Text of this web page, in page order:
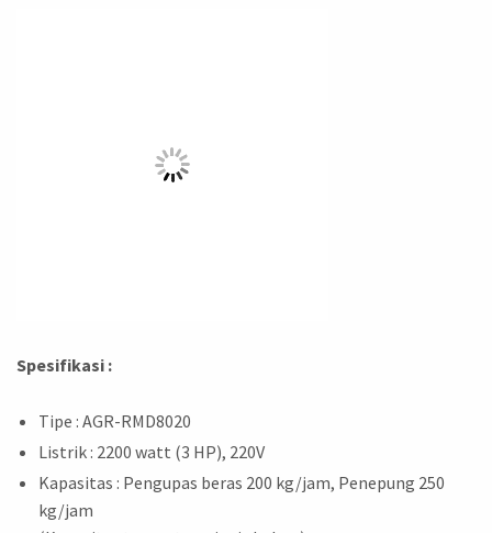
Spesifikasi :
Tipe : AGR-RMD8020
Listrik : 2200 watt (3 HP), 220V
Kapasitas : Pengupas beras 200 kg/jam, Penepung 250
kg/jam